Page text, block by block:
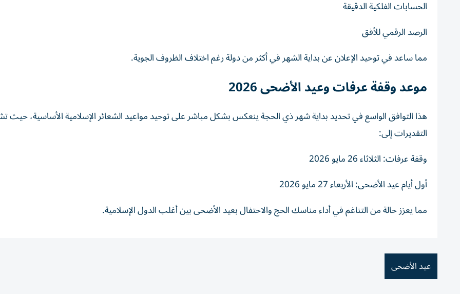
الحسابات الفلكية الدقيقة
الرصد الرقمي للأفق
مما ساعد في توحيد الإعلان عن بداية الشهر في أكثر من دولة رغم اختلاف الظروف الجوية.
موعد وقفة عرفات وعيد الأضحى 2026
هذا التوافق الواسع في تحديد بداية شهر ذي الحجة ينعكس بشكل مباشر على توحيد مواعيد الشعائر الإسلامية الأساسية، حيث
التقديرات إلى:
وقفة عرفات: الثلاثاء 26 مايو 2026
أول أيام عيد الأضحى: الأربعاء 27 مايو 2026
مما يعزز حالة من التناغم في أداء مناسك الحج والاحتفال بعيد الأضحى بين أغلب الدول الإسلامية.
عيد الأضحى